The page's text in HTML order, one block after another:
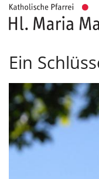
Zum Inhalt springen
Ein